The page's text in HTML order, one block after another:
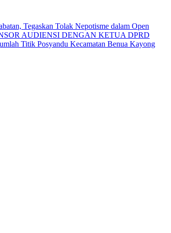
Tegaskan Tolak Nepotisme dalam Open
AUDIENSI DENGAN KETUA DPRD
Titik Posyandu Kecamatan Benua Kayong